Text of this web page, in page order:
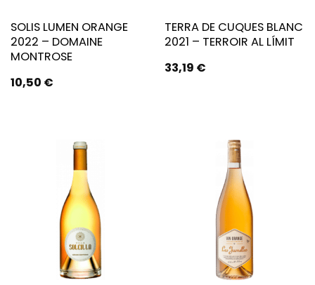
SOLIS LUMEN ORANGE
2022 – DOMAINE
MONTROSE
10,50 €
TERRA DE CUQUES BLANC
2021 – TERROIR AL LÍMIT
33,19 €